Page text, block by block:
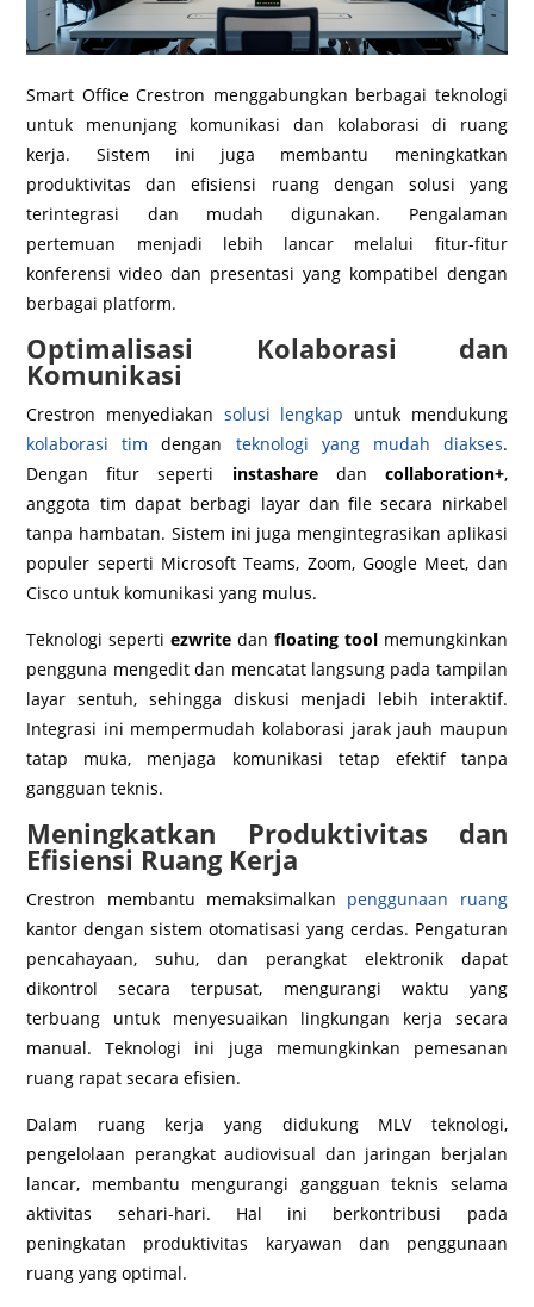
Smart Office Crestron menggabungkan berbagai teknologi
untuk menunjang komunikasi dan kolaborasi di ruang
kerja. Sistem ini juga membantu meningkatkan
produktivitas dan efisiensi ruang dengan solusi yang
terintegrasi dan mudah digunakan. Pengalaman
pertemuan menjadi lebih lancar melalui fitur-fitur
konferensi video dan presentasi yang kompatibel dengan
berbagai platform.
Optimalisasi Kolaborasi dan
Komunikasi
Crestron menyediakan solusi lengkap untuk mendukung
kolaborasi tim dengan teknologi yang mudah diakses.
Dengan fitur seperti instasharedan collaboration+,
anggota tim dapat berbagi layar dan file secara nirkabel
tanpa hambatan. Sistem ini juga mengintegrasikan aplikasi
populer seperti Microsoft Teams, Zoom, Google Meet, dan
Cisco untuk komunikasi yang mulus.
Teknologi sepertiezwrite dan floating toolmemungkinkan
pengguna mengedit dan mencatat langsung pada tampilan
layar sentuh, sehingga diskusi menjadi lebih interaktif.
Integrasi ini mempermudah kolaborasi jarak jauh maupun
tatap muka, menjaga komunikasi tetap efektif tanpa
gangguan teknis.
Meningkatkan Produktivitas dan
Efisiensi Ruang Kerja
Crestron membantu memaksimalkan penggunaan ruang
kantor dengan sistem otomatisasi yang cerdas. Pengaturan
pencahayaan, suhu, dan perangkat elektronik dapat
dikontrol secara terpusat, mengurangi waktu yang
terbuang untuk menyesuaikan lingkungan kerja secara
manual. Teknologi ini juga memungkinkan pemesanan
ruang rapat secara efisien.
Dalam ruang kerja yang didukung MLV teknologi,
pengelolaan perangkat audiovisual dan jaringan berjalan
lancar, membantu mengurangi gangguan teknis selama
aktivitas sehari-hari. Hal ini berkontribusi pada
peningkatan produktivitas karyawan dan penggunaan
ruang yang optimal.